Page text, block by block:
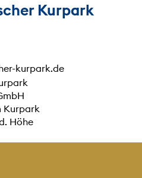
Kurpark
kurpark.de
Kurpark
Höhe